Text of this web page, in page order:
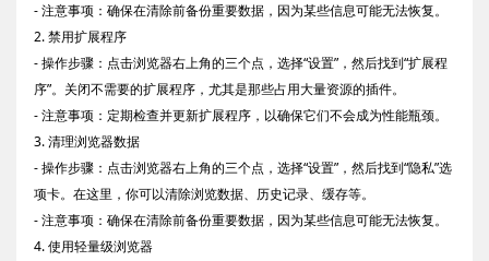
- 注意事项：确保在清除前备份重要数据，因为某些信息可能无法恢复。
2. 禁用扩展程序
- 操作步骤：点击浏览器右上角的三个点，选择“设置”，然后找到“扩展程
序”。关闭不需要的扩展程序，尤其是那些占用大量资源的插件。
- 注意事项：定期检查并更新扩展程序，以确保它们不会成为性能瓶颈。
3. 清理浏览器数据
- 操作步骤：点击浏览器右上角的三个点，选择“设置”，然后找到“隐私”选
项卡。在这里，你可以清除浏览数据、历史记录、缓存等。
- 注意事项：确保在清除前备份重要数据，因为某些信息可能无法恢复。
4. 使用轻量级浏览器